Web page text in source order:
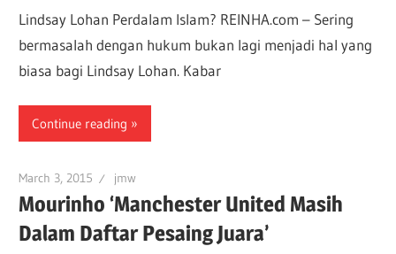
Lindsay Lohan Perdalam Islam? REINHA.com – Sering
bermasalah dengan hukum bukan lagi menjadi hal yang
biasa bagi Lindsay Lohan. Kabar
Continue reading
March 3, 2015 jmw
Mourinho ‘Manchester United Masih
Dalam Daftar Pesaing Juara’